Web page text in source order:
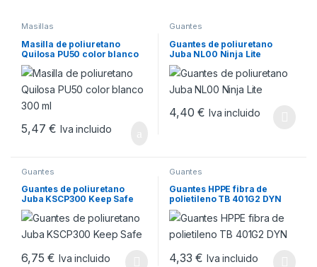
Masillas
Masilla de poliuretano
Quilosa PU50 color blanco
300 ml
5,47€ Iva incluido
Guantes
Guantes de poliuretano
Juba NL00 Ninja Lite
4,40€ Iva incluido
Guantes
Guantes de poliuretano
Juba KSCP300 Keep Safe
6,75€ Iva incluido
Guantes
Guantes HPPE fibra de
polietileno TB 401G2 DYN
4,33€ Iva incluido